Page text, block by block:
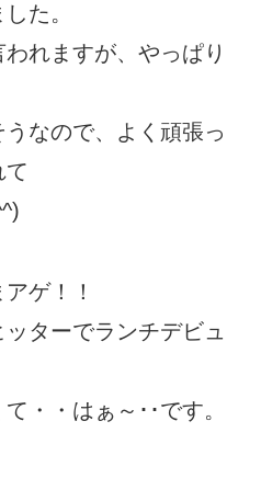
た。
れますが、やっぱり
なので、よく頑張っ
て
ゲ！！
ターでランチデビュ
・・はぁ～･･です。